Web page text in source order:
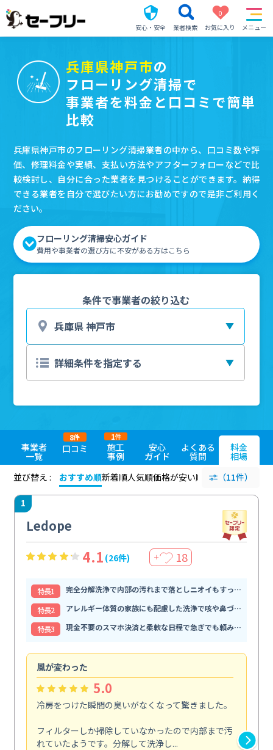
安心・安全 業者検索
0
お気に入り
メニュー
兵庫県神戸市の
フローリング清掃で
事業者を料金と口コミで簡単
比較
兵庫県神戸市のフローリング清掃業者の中から、口コミ数や評
価、修理料金や実績、支払い方法やアフターフォローなどで比
較検討し、自分に合った業者を見つけることができます。納得
できる業者を自分で選びたい方にお勧めですので是非ご利用く
ださい。
フローリング清掃安心ガイド
費用や事業者の選び方に不安がある方はこちら
条件で事業者の絞り込む
事業者
一覧
口コミ
8件
施工
事例
1件
安心
ガイド
よくある
質問
料金
相場
並び替え :
おすすめ順新着順人気順価格が安い順 評価が高い順
（11件）
1
Ledope
4.1 (26件) ＋ 18
特⻑1
完全分解洗浄で内部の汚れまで落としニオイもすっきり解消
特⻑2
アレルギー体質の家族にも配慮した洗浄で咳や鼻づまりが和らぐ
特⻑3
現金不要のスマホ決済と柔軟な日程で急ぎでも頼みやすい
風が変わった
5.0
冷房をつけた瞬間の臭いがなくなって驚きました。
フィルターしか掃除していなかったので内部まで汚
れていたようです。分解して洗浄し...